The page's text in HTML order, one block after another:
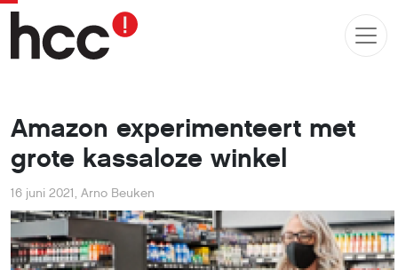
Amazon experimenteert met
grote kassaloze winkel
16 juni 2021, Arno Beuken